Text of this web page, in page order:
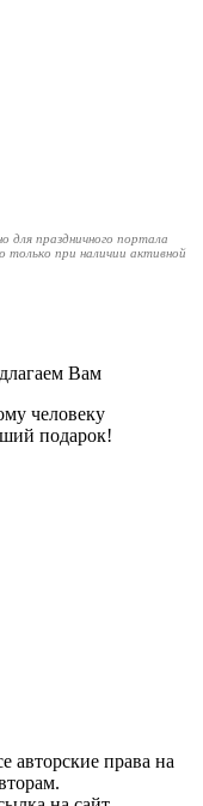
для праздничного портала
только при наличии активной
Вам
человеку
подарок!
авторские права на